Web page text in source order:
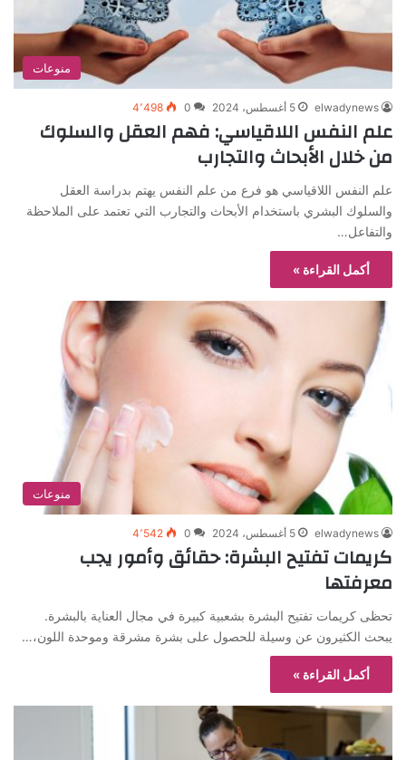
منوعات
elwadynews 5 أغسطس، 2024 0 4٬498
علم النفس اللاقياسي: فهم العقل والسلوك
من خلال الأبحاث والتجارب
علم النفس اللاقياسي هو فرع من علم النفس يهتم بدراسة العقل
والسلوك البشري باستخدام الأبحاث والتجارب التي تعتمد على الملاحظة
والتفاعل…
أكمل القراءة »
منوعات
elwadynews 5 أغسطس، 2024 0 4٬542
كريمات تفتيح البشرة: حقائق وأمور يجب
معرفتها
تحظى كريمات تفتيح البشرة بشعبية كبيرة في مجال العناية بالبشرة.
يبحث الكثيرون عن وسيلة للحصول على بشرة مشرقة وموحدة اللون،…
أكمل القراءة »